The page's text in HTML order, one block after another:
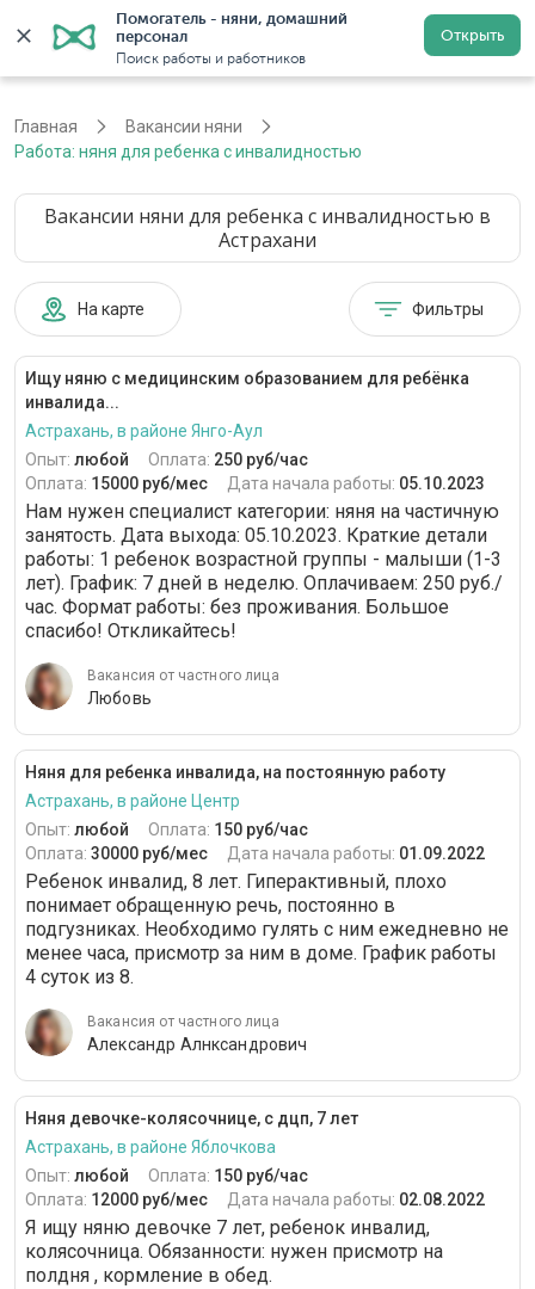
Помогатель - няни, домашний
персонал
Поиск работы и работников
Открыть
Астрахань Регистрация
Главная
Вакансии няни
Работа: няня для ребенка с инвалидностью
Вакансии няни для ребенка с инвалидностью в
Астрахани
На карте Фильтры
Ищу няню с медицинским образованием для ребёнка
инвалида...
Астрахань, в районе Янго-Аул
Опыт: любой Оплата: 250 руб/час
Оплата: 15000 руб/мес Дата начала работы: 05.10.2023
Нам нужен специалист категории: няня на частичную
занятость. Дата выхода: 05.10.2023. Краткие детали
работы: 1 ребенок возрастной группы - малыши (1-3
лет). График: 7 дней в неделю. Оплачиваем: 250 руб./
час. Формат работы: без проживания. Большое
спасибо! Откликайтесь!
Вакансия от частного лица
Любовь
Няня для ребенка инвалида, на постоянную работу
Астрахань, в районе Центр
Опыт: любой Оплата: 150 руб/час
Оплата: 30000 руб/мес Дата начала работы: 01.09.2022
Ребенок инвалид, 8 лет. Гиперактивный, плохо
понимает обращенную речь, постоянно в
подгузниках. Необходимо гулять с ним ежедневно не
менее часа, присмотр за ним в доме. График работы
4 суток из 8.
Вакансия от частного лица
Александр Алнксандрович
Няня девочке-колясочнице, с дцп, 7 лет
Астрахань, в районе Яблочкова
Опыт: любой Оплата: 150 руб/час
Оплата: 12000 руб/мес Дата начала работы: 02.08.2022
Я ищу няню девочке 7 лет, ребенок инвалид,
колясочница. Обязанности: нужен присмотр на
полдня , кормление в обед.